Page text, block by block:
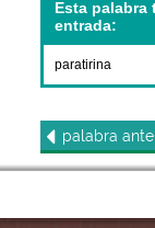
Esta palabra
entrada:
paratirina
palabra